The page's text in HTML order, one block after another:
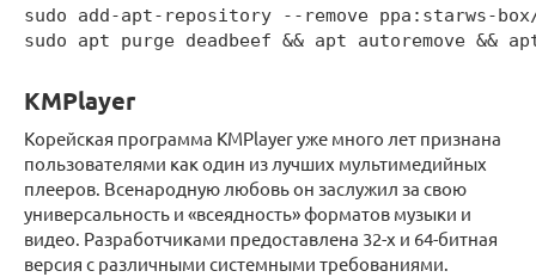
sudo add-apt-repository --remove ppa:starws-
sudo apt purge deadbeef && apt autoremove
KMPlayer
Корейская программа KMPlayer уже много лет признана
пользователями как один из лучших мультимедийных
плееров. Всенародную любовь он заслужил за свою
универсальность и «всеядность» форматов музыки и
видео. Разработчиками предоставлена 32-х и 64-битная
версия с различными системными требованиями.